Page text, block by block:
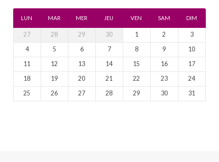
LUN MAR MER JEU VEN SAM DIM
27 28 29 30 1 2
3
4
5 6 7 8 9
10
11
12 13 14 15 16
17
18
19 20 21 22 23
24
25
26 27 28 29 30 31